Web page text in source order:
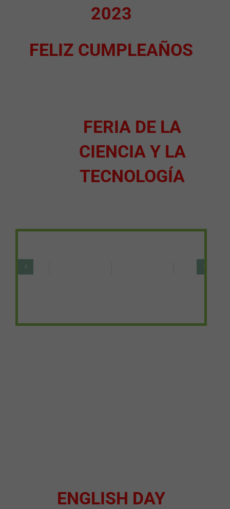
2023
FELIZ CUMPLEAÑOS
FERIA DE LA
CIENCIA Y LA
TECNOLOGÍA
ENGLISH DAY